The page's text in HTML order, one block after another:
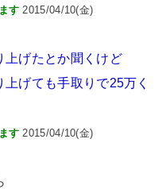
す 2015/04/10(金)
上げたとか聞くけど
げても手取りで25万く
す 2015/04/10(金)